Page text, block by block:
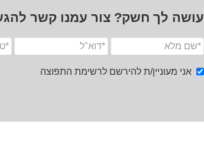
עושה לך חשק? צור עמנו קשר
אני מעוניין/ת להירשם לרשימת התפוצה